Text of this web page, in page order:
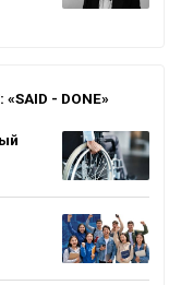
«SAID - DONE»